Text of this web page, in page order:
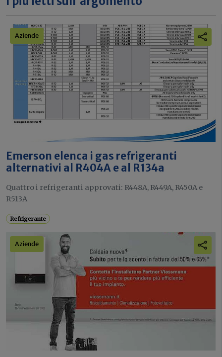
Aziende
Emerson elenca i gas refrigeranti
alternativi al R404A e al R134a
Quattro i refrigeranti approvati: R448A, R449A, R450A e
R513A
Refrigerante
Aziende